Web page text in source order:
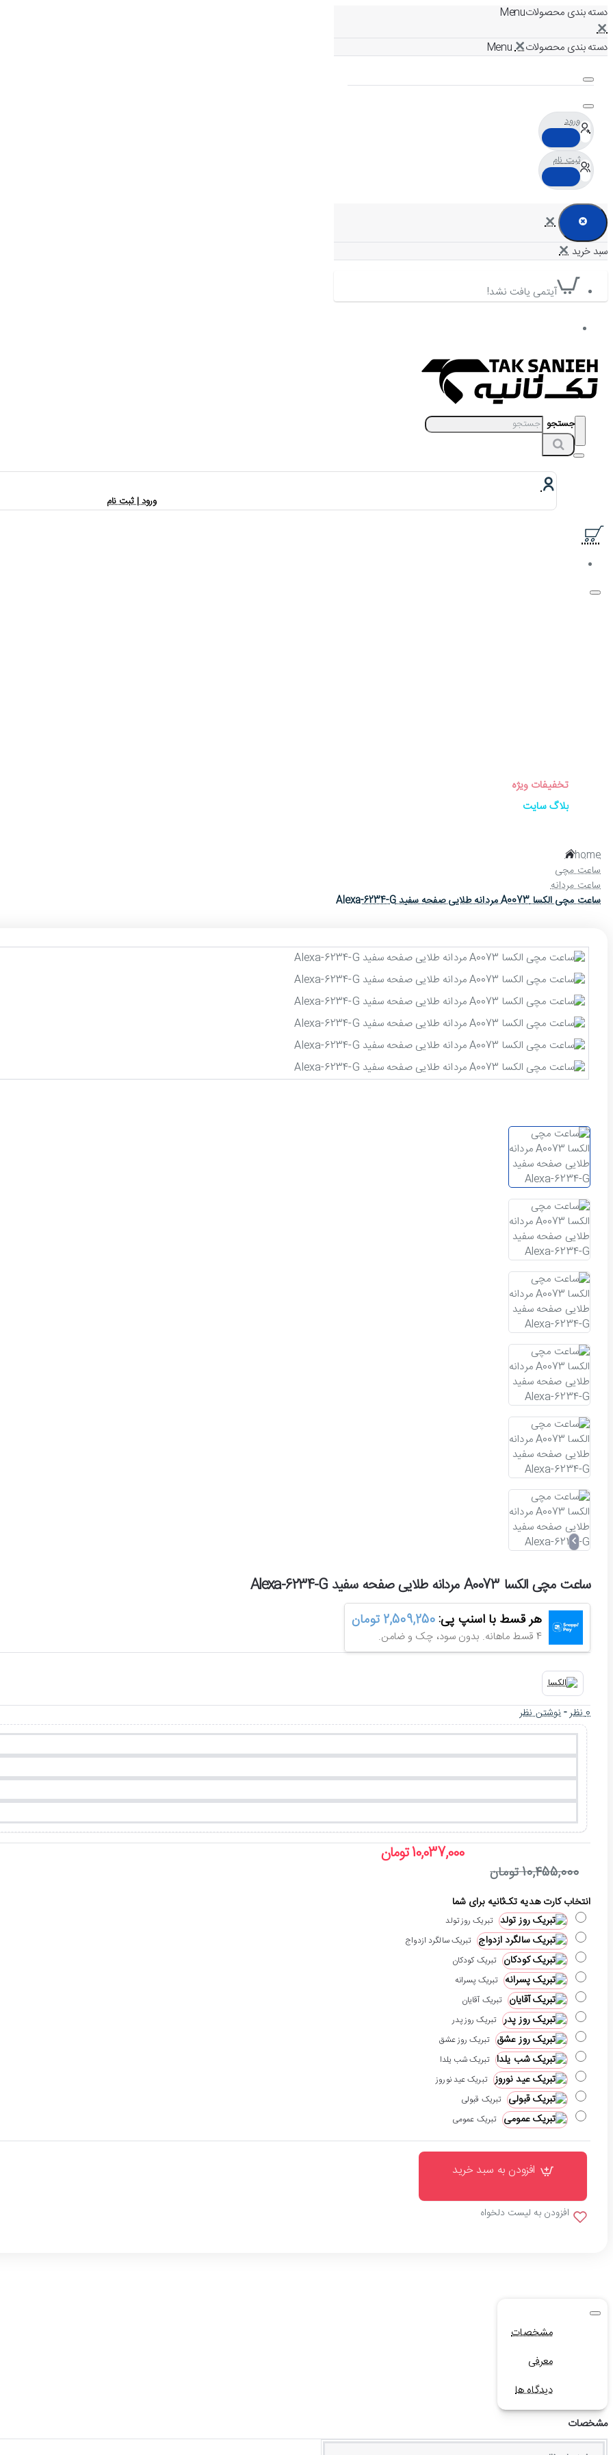
دسته بندی محصولات
دسته بندی محصولات
ورود
ثبت نام
آیتمی یافت نشد!
جستجو
ورود | ثبت نام
تخفیفات ویژه
بلاگ سایت
home
ساعت مچی
ساعت مردانه
ساعت مچی الکسا A0073 مردانه طلایی صفحه سفید Alexa-6234-G
ساعت مچی الکسا A0073 مردانه طلایی صفحه سفید Alexa-6234-G
هر قسط با اسنپ پی:2,509,250 تومان
4 قسط ماهانه. بدون سود، چک و ضامن.
0 نظر -نوشتن نظر
10,037,000 تومان
10,455,000 تومان
انتخاب کارت هدیه تک‌ثانیه برای شما
تبریک روز تولد
تبریک سالگرد ازدواج
تبریک کودکان
تبریک پسرانه
تبریک آقایان
تبریک روز پدر
تبریک روز عشق
تبریک شب یلدا
تبریک عید نوروز
تبریک قبولی
تبریک عمومی
افزودن به سبد خرید
افزودن به لیست دلخواه
مشخصات
معرفی
دیدگاه ها
مشخصات